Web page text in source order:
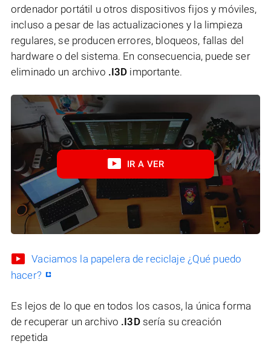
ordenador portátil u otros dispositivos fijos y móviles,
incluso a pesar de las actualizaciones y la limpieza
regulares, se producen errores, bloqueos, fallas del
hardware o del sistema. En consecuencia, puede ser
eliminado un archivo .I3D importante.
IR A VER
Vaciamos la papelera de reciclaje ¿Qué puedo
hacer?
Es lejos de lo que en todos los casos, la única forma
de recuperar un archivo .I3Dsería su creación
repetida